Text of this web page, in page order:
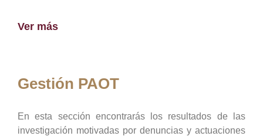
Ver más
Gestión PAOT
En esta sección encontrarás los resultados de las
investigación motivadas por denuncias y actuaciones